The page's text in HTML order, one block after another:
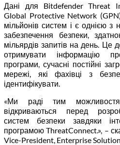
Дані для Bitdefender Threat
Global Protective Network
мільйонів систем і є однією з
забезпечення безпеки,
мільярдів запитів на день. Це
отримувати інформацію
програми, сучасні постійні
мережі, які фахівці з
ідентифікувати.
«Ми раді тим
відкриваються перед
систем безпеки завдяки
програмою ThreatConnect.», –
Vice-President, Enterprise